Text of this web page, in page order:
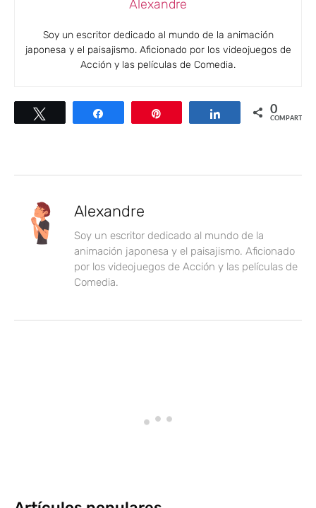
Alexandre
Soy un escritor dedicado al mundo de la animación
japonesa y el paisajismo. Aficionado por los videojuegos de
Acción y las películas de Comedia.
Compartir Compartir0
COMPARTIR
Alexandre
Soy un escritor dedicado al mundo de la
animación japonesa y el paisajismo. Aficionado
por los videojuegos de Acción y las películas de
Comedia.